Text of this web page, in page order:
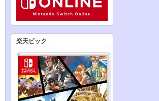
楽天ビック